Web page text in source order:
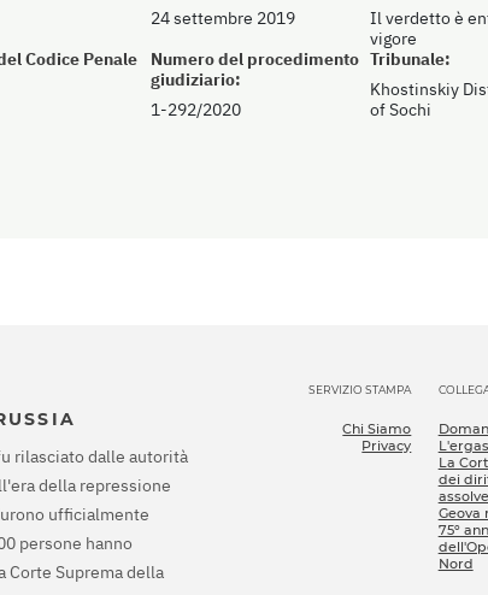
24 settembre 2019
Il verdetto è
vigore
Codice Penale
Numero del procedimento
giudiziario:
1-292/2020
Tribunale:
Khostinskiy
of Sochi
rilasciato dalle autorità
della repressione
ufficialmente
persone hanno
Corte Suprema della
SERVIZIO STAMPA
Chi Siamo
Privacy
La
dei
Geova
75º
Nord